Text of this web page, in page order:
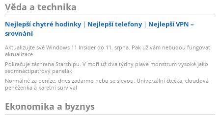
Věda a technika
Nejlepší chytré hodinky Nejlepší telefony
Nejlepší VPN –
srovnání
Aktualizujte své Windows 11 Insider do 11. srpna. Pak už vám nebudou fungovat
aktualizace
Pokračuje záchrana Starshipu. V moři už dva týdny plave monstrum vysoké jako
sedmnáctipatrový panelák
Normálně za peníze, dnes zadarmo nebo se slevou: Univerzální čtečka, cloudová
peněženka a karetní survival
Ekonomika a byznys